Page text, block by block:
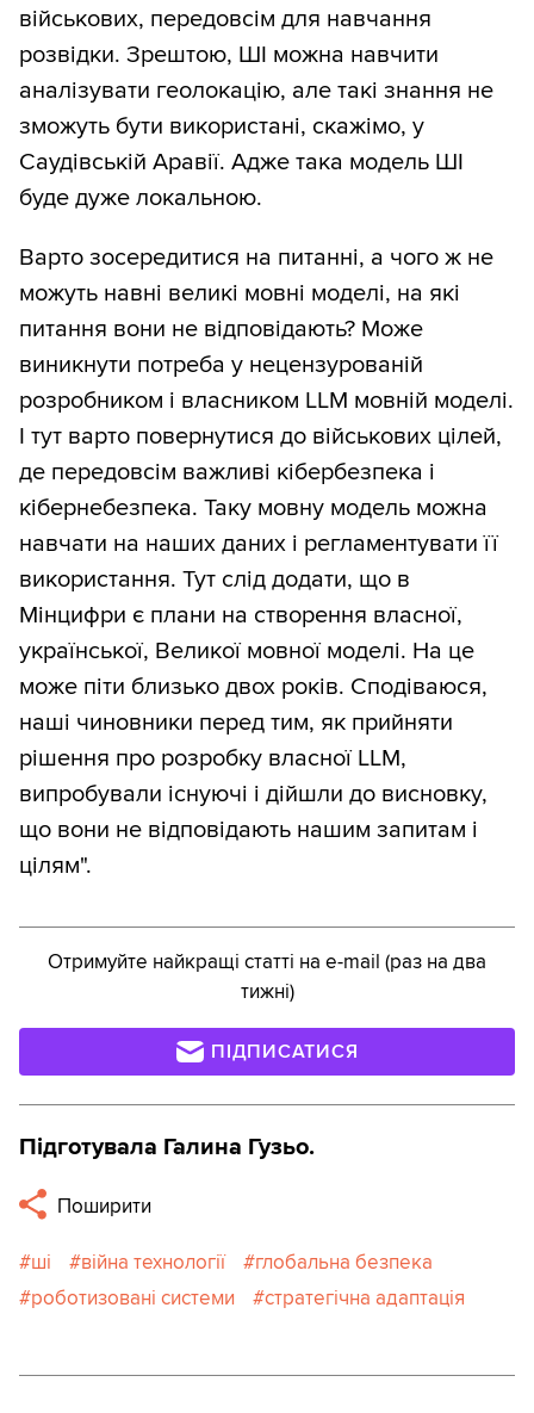
військових, передовсім для навчання
розвідки. Зрештою, ШІ можна навчити
аналізувати геолокацію, але такі знання не
зможуть бути використані, скажімо, у
Саудівській Аравії. Адже така модель ШІ
буде дуже локальною.
Варто зосередитися на питанні, а чого ж не
можуть навні великі мовні моделі, на які
питання вони не відповідають? Може
виникнути потреба у нецензурованій
розробником і власником LLM мовній моделі.
І тут варто повернутися до військових цілей,
де передовсім важливі кібербезпека і
кібернебезпека. Таку мовну модель можна
навчати на наших даних і регламентувати її
використання. Тут слід додати, що в
Мінцифри є плани на створення власної,
української, Великої мовної моделі. На це
може піти близько двох років. Сподіваюся,
наші чиновники перед тим, як прийняти
рішення про розробку власної LLM,
випробували існуючі і дійшли до висновку,
що вони не відповідають нашим запитам і
цілям".
Отримуйте найкращі статті на e-mail (раз на два
тижні)
ПІДПИСАТИСЯ
Підготувала Галина Гузьо.
Поширити
ші війна технології
глобальна безпека
роботизовані системи
стратегічна адаптація